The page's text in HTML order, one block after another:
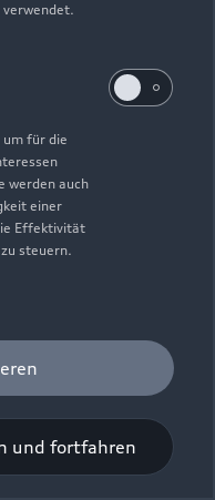
um für die
werden auch
einer
Effektivität
steuern.
und fortfahren